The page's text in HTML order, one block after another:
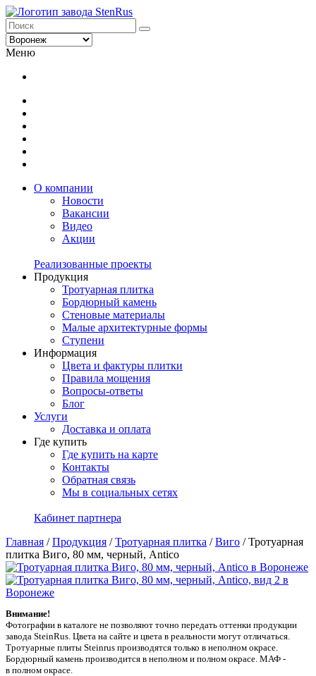
Меню
О компании
Новости
Вакансии
Видео
Акции
Реализованные проекты
Продукция
Тротуарная плитка
Бордюрный камень
Стеновые материалы
Малые архитектурные формы
Ступени
Информация
Цвета и фактуры плитки
Правила мощения
Вопросы-ответы
Блог
Услуги
Доставка и оплата
Где купить
Где купить на карте
Контакты
Обратная связь
Мы в социальных сетях
Кабинет партнера
Главная /Продукция /Тротуарная плитка /Виго /Тротуарная
плитка Виго, 80 мм, черный, Antico
Внимание!
Фотографии в каталоге не позволяют точно передать оттенки продукции
заводa SteinRus. Цвета на сайте и цвета в реальности могут отличаться.
Тротуарные плиты Steinrus производятся только в неполном окрасе.
Бордюрный камень производится в неполном и полном окрасе. МАФ -
в полном окрасе.